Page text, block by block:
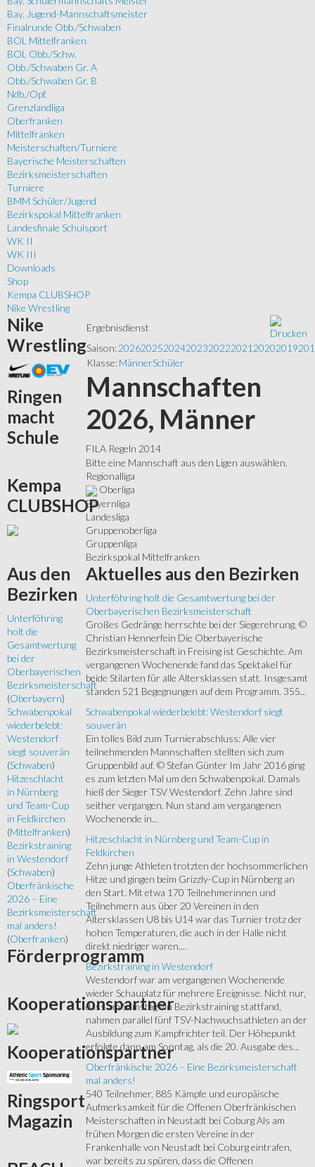
Bay. Jugend-Mannschaftsmeister
Finalrunde Obb./Schwaben
BOL Mittelfranken
BOL Obb./Schw.
Obb./Schwaben Gr. A
Obb./Schwaben Gr. B
Ndb./Opf.
Grenzlandliga
Oberfranken
Mittelfranken
Meisterschaften/Turniere
Bayerische Meisterschaften
Bezirksmeisterschaften
Turniere
BMM Schüler/Jugend
Bezirkspokal Mittelfranken
Landesfinale Schulsport
WK II
WK III
Downloads
Shop
Kempa CLUBSHOP
Nike Wrestling
Ergebnisdienst
Saison:202620252024202320222021 20202019
Klasse:MännerSchüler
Mannschaften
2026, Männer
FILA Regeln 2014
Bitte eine Mannschaft aus den Ligen auswählen.
Regionalliga
Oberliga
Bayernliga
Landesliga
Gruppenoberliga
Gruppenliga
Bezirkspokal Mittelfranken
Aktuelles aus den Bezirken
Unterföhring holt die Gesamtwertung bei der
Oberbayerischen Bezirksmeisterschaft
Großes Gedränge herrschte bei der Siegerehrung. ©
Christian Hennerfein Die Oberbayerische
Bezirksmeisterschaft in Freising ist Geschichte. Am
vergangenen Wochenende fand das Spektakel für
beide Stilarten für alle Altersklassen statt. Insgesamt
standen 521 Begegnungen auf dem Programm. 355...
Schwabenpokal wiederbelebt: Westendorf siegt
souverän
Ein tolles Bild zum Turnierabschluss: Alle vier
teilnehmenden Mannschaften stellten sich zum
Gruppenbild auf. © Stefan Günter Im Jahr 2016 ging
es zum letzten Mal um den Schwabenpokal. Damals
hieß der Sieger TSV Westendorf. Zehn Jahre sind
seither vergangen. Nun stand am vergangenen
Wochenende in...
Hitzeschlacht in Nürnberg und Team-Cup in
Feldkirchen
Zehn junge Athleten trotzten der hochsommerlichen
Hitze und gingen beim Grizzly-Cup in Nürnberg an
den Start. Mit etwa 170 Teilnehmerinnen und
Teilnehmern aus über 20 Vereinen in den
Altersklassen U8 bis U14 war das Turnier trotz der
hohen Temperaturen, die auch in der Halle nicht
direkt niedriger waren,...
Bezirkstraining in Westendorf
Westendorf war am vergangenen Wochenende
wieder Schauplatz für mehrere Ereignisse. Nicht nur,
dass am Samstag ein Bezirkstraining stattfand,
nahmen parallel fünf TSV-Nachwuchsathleten an der
Ausbildung zum Kampfrichter teil. Der Höhepunkt
erfolgte dann am Sonntag, als die 20. Ausgabe des...
Oberfränkische 2026 – Eine Bezirksmeisterschaft
mal anders!
540 Teilnehmer, 885 Kämpfe und europäische
Aufmerksamkeit für die Offenen Oberfränkischen
Meisterschaften in Neustadt bei Coburg Als am
frühen Morgen die ersten Vereine in der
Frankenhalle von Neustadt bei Coburg eintrafen,
war bereits zu spüren, dass die Offenen
Nike
Wrestling
Ringen
macht
Schule
Kempa
CLUBSHOP
Aus den
Bezirken
Unterföhring
holt die
Gesamtwertung
bei der
Oberbayerischen
Bezirksmeisterschaft
(Oberbayern)
Schwabenpokal
wiederbelebt:
Westendorf
siegt souverän
(Schwaben)
Hitzeschlacht
in Nürnberg
und Team-Cup
in Feldkirchen
(Mittelfranken)
Bezirkstraining
in Westendorf
(Schwaben)
Oberfränkische
2026 – Eine
Bezirksmeisterschaft
mal anders!
(Oberfranken)
Förderprogramm
Kooperationspartner
Kooperationspartner
Ringsport
Magazin